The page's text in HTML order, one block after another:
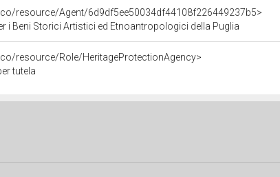
resource/Agent/6d9df5ee50034df44108f226449237b5>
i Beni Storici Artistici ed Etnoantropologici della Puglia
resource/Role/HeritageProtectionAgency>
tutela